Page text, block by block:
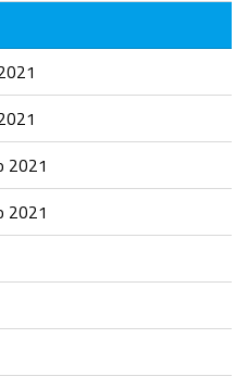
2021
2021